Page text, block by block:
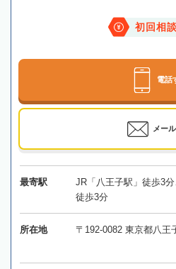
初回相
電話
メー
最寄駅
JR「八王子駅」徒歩3
徒歩3分
所在地 〒192-0082 東京都八王